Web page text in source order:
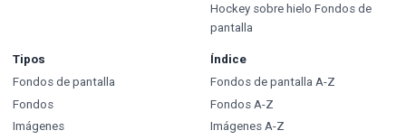
Hockey sobre hielo Fondos de
pantalla
Tipos
Fondos de pantalla
Fondos
Imágenes
Índice
Fondos de pantalla A-Z
Fondos A-Z
Imágenes A-Z